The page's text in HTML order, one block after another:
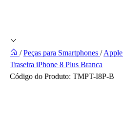
/ Peças para Smartphones /Apple
Traseira iPhone 8 Plus Branca
Código do Produto: TMPT-I8P-B